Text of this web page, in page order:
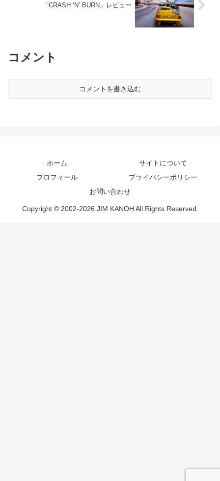
「CRASH ‘N’ BURN」レビュー
コメント
コメントを書き込む
ホーム
サイトについて
プロフィール
プライバシーポリシー
お問い合わせ
Copyright © 2002-2026 JIM KANOH All Rights Reserved.